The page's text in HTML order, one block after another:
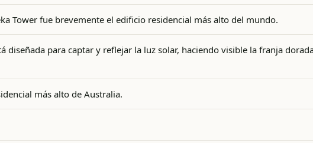
Tower fue brevemente el edificio residencial más alto del mundo.
diseñada para captar y reflejar la luz solar, haciendo visible la franja
más alto de Australia.